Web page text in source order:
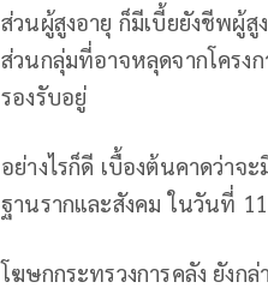
ส่วนผู้สูงอายุ ก็มีเบี้ยยังชีพผู้สู
ส่วนกลุ่มที่อาจหลุดจากโครง
รองรับอยู่
อย่างไรก็ดี เบื้องต้นคาดว่าจ
ฐานรากและสังคม ในวันที่
โฆษกกระทรวงการคลัง ยัง